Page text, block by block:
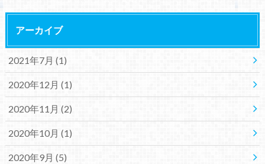
アーカイブ
2021年7月 (1)
2020年12月 (1)
2020年11月 (2)
2020年10月 (1)
2020年9月 (5)